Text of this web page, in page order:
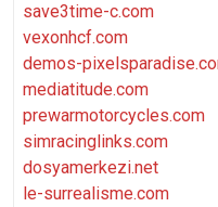
save3time-c.com
vexonhcf.com
demos-
mediatitude.com
prewarmotorcycles.com
simracinglinks.com
dosyamerkezi.net
le-surrealisme.com